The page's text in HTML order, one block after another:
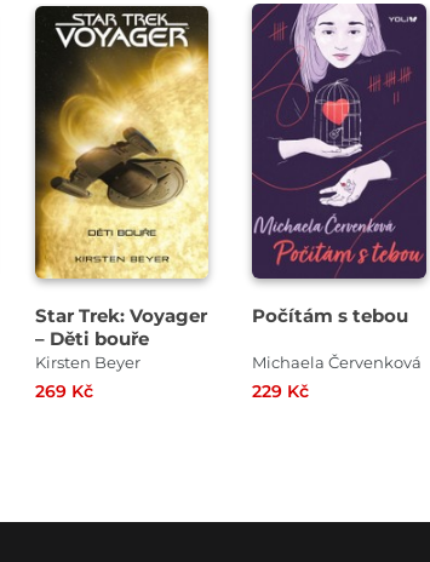
Star Trek: Voyager
– Děti bouře
Kirsten Beyer
269 Kč
Počítám s tebou
Michaela Červenková
229 Kč